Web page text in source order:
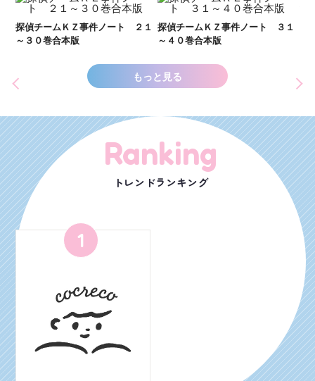
探偵チームＫＺ事件ノート ３１
～４０巻合本版
探偵チームＫＺ事件ノート １１
～２０巻合本版
もっと見る
Ranking
トレンドランキング
1